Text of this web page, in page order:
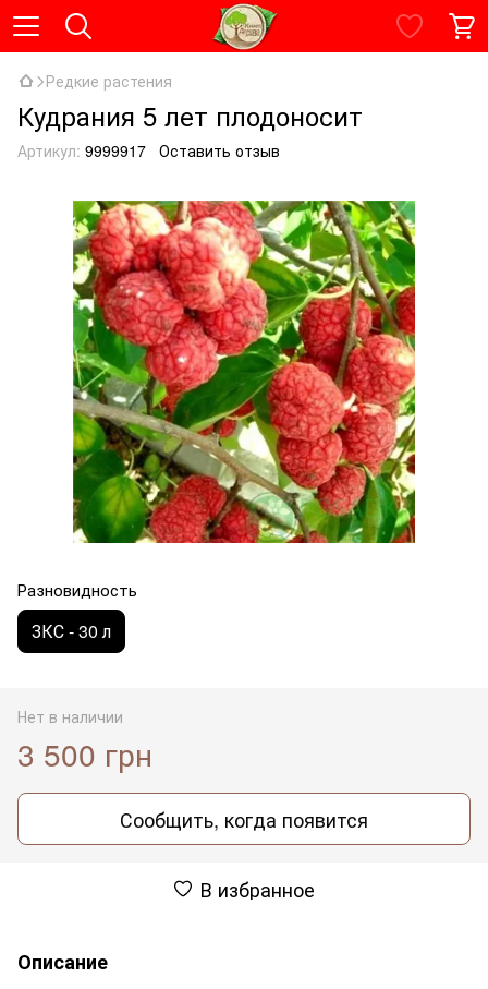
Редкие растения
Кудрания 5 лет плодоносит
Артикул: 9999917 Оставить отзыв
Разновидность
ЗКС - 30 л
Нет в наличии
3 500 грн
Сообщить, когда появится
В избранное
Описание